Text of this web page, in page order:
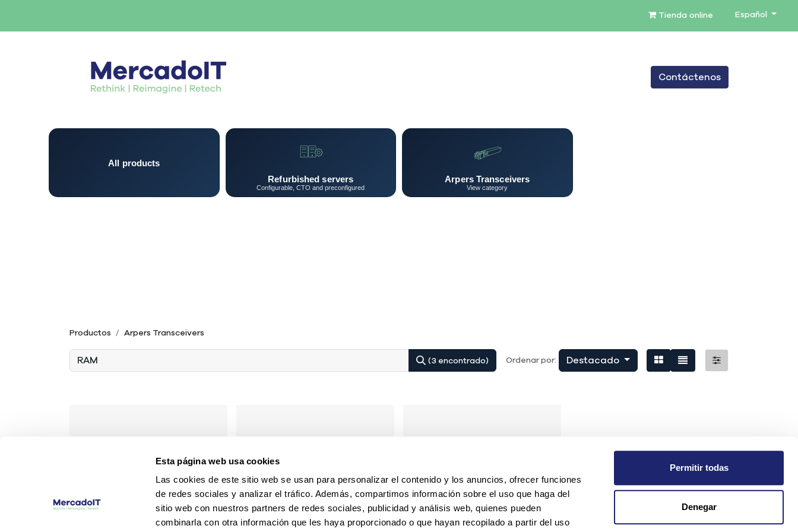
Esta página web usa cookies
Las cookies de este sitio web se usan para personalizar el contenido y los anuncios, ofrecer funciones
de redes sociales y analizar el tráfico. Además, compartimos información sobre el uso que haga del
sitio web con nuestros partners de redes sociales, publicidad y análisis web, quienes pueden
combinarla con otra información que les haya proporcionado o que hayan recopilado a partir del uso
Permitir todas
Denegar
Tienda online Español
BLOG
Contáctenos
All products
Refurbished servers
Configurable, CTO and preconfigured
Arpers Transceivers
View category
Productos Arpers Transceivers
(3 encontrado) Ordenar por: Destacado